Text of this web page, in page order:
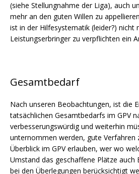
(siehe Stellungnahme der Liga), auch
mehr an den guten Willen zu
ist in der Hilfesystematik (leider?) nicht
Leistungserbringer zu verpflichten ein
Gesamtbedarf
Nach unseren Beobachtungen, ist die
tatsächlichen Gesamtbedarfs im GPV
verbesserungswürdig und weiterhin
unternommen werden, gute Verfahren
Überblick im GPV erlauben, wer wo
Umstand das geschaffene Plätze auch
bei den Überlegungen berücksichtigt